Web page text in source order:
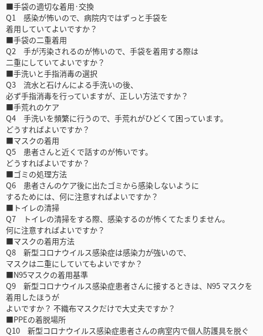
■手袋の適切な着用·交換
Q1 感染が怖いので、病院内ではずっと手袋を
着用していてよいですか？
■手袋の二重着用
Q2 手が汚染されるのが怖いので、手袋を着用する際は
二重にしていてよいですか？
■手洗いと手指消毒の選択
Q3 流水と石けんによる手洗いの後、
必ず手指消毒を行っていますが、正しい方法ですか？
■手荒れのケア
Q4 手洗いを頻繁に行うので、手荒れがひどくて困っています。
どうすればよいですか？
■マスクの着用
Q5 患者さんと近くで話すのが怖いです。
どうすればよいですか？
■ゴミの処理方法
Q6 患者さんのケア後に出たゴミから感染しないように
するためには、何に注意すればよいですか？
■トイレの清掃
Q7 トイレの清掃をする際、感染するのが怖くてたまりません。
何に注意すればよいですか？
■マスクの着用方法
Q8 新型コロナウイルス感染症は感染力が強いので、
マスクは二重にしていてもよいですか？
■N95マスクの着用基準
Q9 新型コロナウイルス感染症患者さんに接するときは、N95 マスクを
着用したほうが
よいですか？ 不織布マスクだけで大丈夫ですか？
■PPEの着脱場所
Q10 新型コロナウイルス感染症患者さんの病室内で個人防護具を脱ぐ